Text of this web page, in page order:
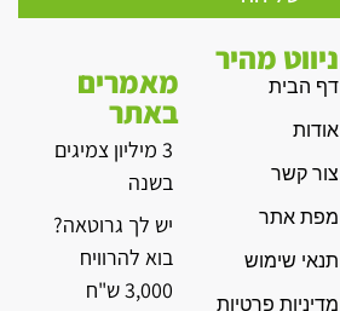
ניווט מהיר
דף הבית
אודות
צור קשר
מפת אתר
תנאי שימוש
מדיניות פרטיות
מאמרים
באתר
3 מיליון צמיגים
בשנה
יש לך גרוטאה?
בוא להרוויח
3,000 ש"ח